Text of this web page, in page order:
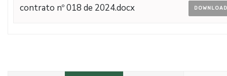
contrato nº 018 de 2024.docx DOWNLOAD